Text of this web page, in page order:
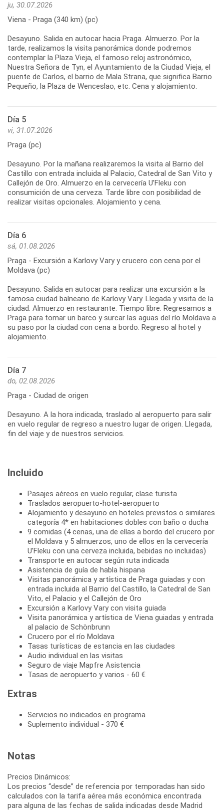
ju, 30.07.2026
Viena - Praga (340 km) (pc)
Desayuno. Salida en autocar hacia Praga. Almuerzo. Por la
tarde, realizamos la visita panorámica donde podremos
contemplar la Plaza Vieja, el famoso reloj astronómico,
Nuestra Señora de Tyn, el Ayuntamiento de la Ciudad Vieja, el
puente de Carlos, el barrio de Mala Strana, que significa Barrio
Pequeño, la Plaza de Wenceslao, etc. Cena y alojamiento.
Día 5
vi, 31.07.2026
Praga (pc)
Desayuno. Por la mañana realizaremos la visita al Barrio del
Castillo con entrada incluida al Palacio, Catedral de San Vito y
Callejón de Oro. Almuerzo en la cervecería U’Fleku con
consumición de una cerveza. Tarde libre con posibilidad de
realizar visitas opcionales. Alojamiento y cena.
Día 6
sá, 01.08.2026
Praga - Excursión a Karlovy Vary y crucero con cena por el
Moldava (pc)
Desayuno. Salida en autocar para realizar una excursión a la
famosa ciudad balneario de Karlovy Vary. Llegada y visita de la
ciudad. Almuerzo en restaurante. Tiempo libre. Regresamos a
Praga para tomar un barco y surcar las aguas del río Moldava a
su paso por la ciudad con cena a bordo. Regreso al hotel y
alojamiento.
Día 7
do, 02.08.2026
Praga - Ciudad de origen
Desayuno. A la hora indicada, traslado al aeropuerto para salir
en vuelo regular de regreso a nuestro lugar de origen. Llegada,
fin del viaje y de nuestros servicios.
Incluido
Pasajes aéreos en vuelo regular, clase turista
Traslados aeropuerto-hotel-aeropuerto
Alojamiento y desayuno en hoteles previstos o similares
categoría 4* en habitaciones dobles con baño o ducha
9 comidas (4 cenas, una de ellas a bordo del crucero por
el Moldava y 5 almuerzos, uno de ellos en la cervecería
U’Fleku con una cerveza incluida, bebidas no incluidas)
Transporte en autocar según ruta indicada
Asistencia de guía de habla hispana
Visitas panorámica y artística de Praga guiadas y con
entrada incluida al Barrio del Castillo, la Catedral de San
Vito, el Palacio y el Callejón de Oro
Excursión a Karlovy Vary con visita guiada
Visita panorámica y artística de Viena guiadas y entrada
al palacio de Schönbrunn
Crucero por el río Moldava
Tasas turísticas de estancia en las ciudades
Audio individual en las visitas
Seguro de viaje Mapfre Asistencia
Tasas de aeropuerto y varios - 60 €
Extras
Servicios no indicados en programa
Suplemento individual - 370 €
Notas
Precios Dinámicos:
Los precios “desde” de referencia por temporadas han sido
calculados con la tarifa aérea más económica encontrada
para alguna de las fechas de salida indicadas desde Madrid